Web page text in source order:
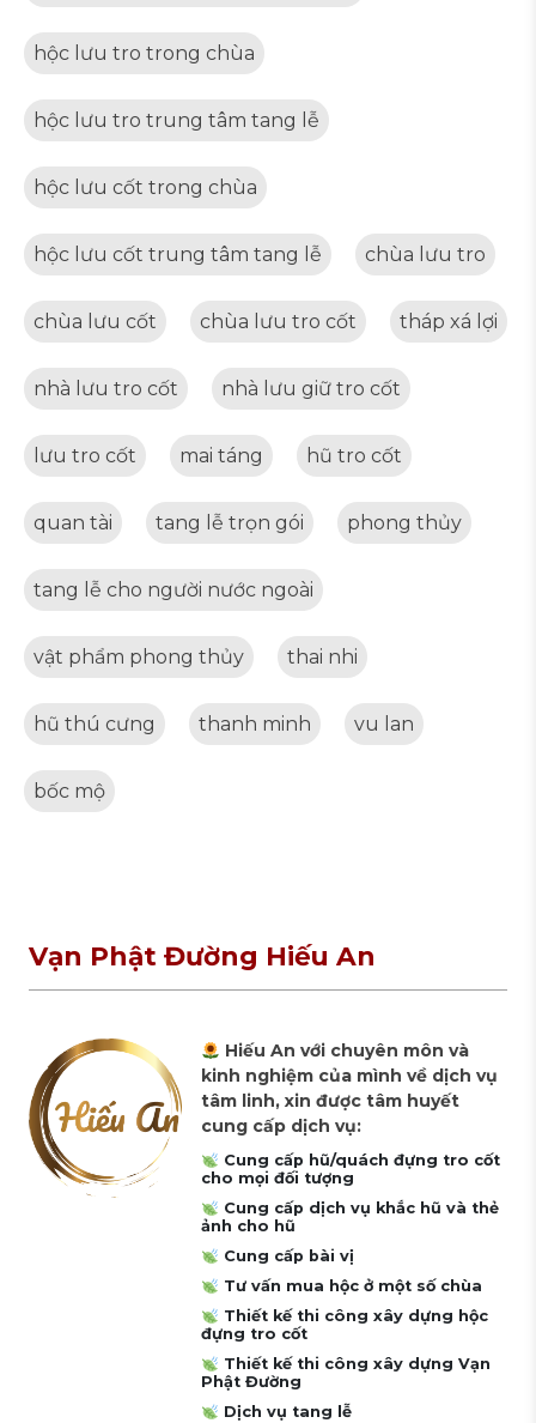
hộc lưu tro trong chùa
hộc lưu tro trung tâm tang lễ
hộc lưu cốt trong chùa
hộc lưu cốt trung tâm tang lễ chùa lưu tro
chùa lưu cốt chùa lưu tro cốt tháp xá lợi
nhà lưu tro cốt nhà lưu giữ tro cốt
lưu tro cốt mai táng hũ tro cốt
quan tài tang lễ trọn gói phong thủy
tang lễ cho người nước ngoài
vật phẩm phong thủy thai nhi
hũ thú cưng thanh minh vu lan
bốc mộ
Vạn Phật Đường Hiếu An
Hiếu An với chuyên môn và
kinh nghiệm của mình về dịch vụ
tâm linh, xin được tâm huyết
cung cấp dịch vụ:
Cung cấp hũ/quách đựng tro cốt
cho mọi đối tượng
Cung cấp dịch vụ khắc hũ và thẻ
ảnh cho hũ
Cung cấp bài vị
Tư vấn mua hộc ở một số chùa
Thiết kế thi công xây dựng hộc
đựng tro cốt
Thiết kế thi công xây dựng Vạn
Phật Đường
Dịch vụ tang lễ